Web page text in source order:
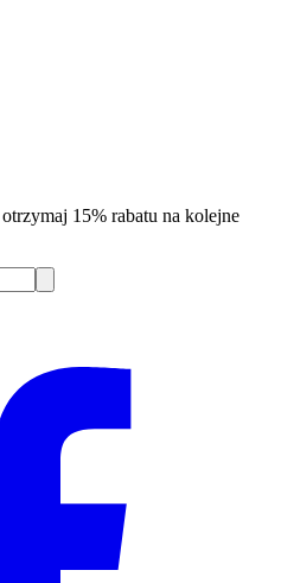
15% rabatu na kolejne